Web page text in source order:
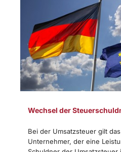
Wechsel der
Bei der Umsatzsteuer gilt
Unternehmer, der eine